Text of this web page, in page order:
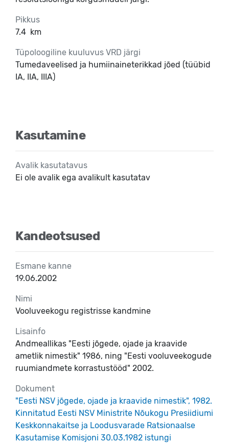
Pikkus
7.4 km
Tüpoloogiline kuuluvus VRD järgi
Tumedaveelised ja humiinaineterikkad jõed (tüübid
IA, IIA, IIIA)
Kasutamine
Avalik kasutatavus
Ei ole avalik ega avalikult kasutatav
Kandeotsused
Esmane kanne
19.06.2002
Nimi
Vooluveekogu registrisse kandmine
Lisainfo
Andmeallikas "Eesti jõgede, ojade ja kraavide
ametlik nimestik" 1986, ning "Eesti vooluveekogude
ruumiandmete korrastustööd" 2002.
Dokument
"Eesti NSV jõgede, ojade ja kraavide nimestik", 1982.
Kinnitatud Eesti NSV Ministrite Nõukogu Presiidiumi
Keskkonnakaitse ja Loodusvarade Ratsionaalse
Kasutamise Komisjoni 30.03.1982 istungi